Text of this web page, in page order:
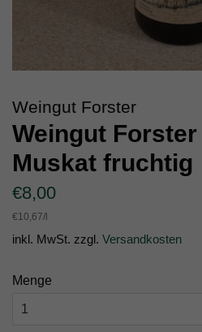
Weingut Forster
Weingut
Muskat fruchtig
Normaler
Preis
€8,00
Einzelpreis
€10,67/pro
l
inkl. MwSt. zzgl. Versandkosten
Menge